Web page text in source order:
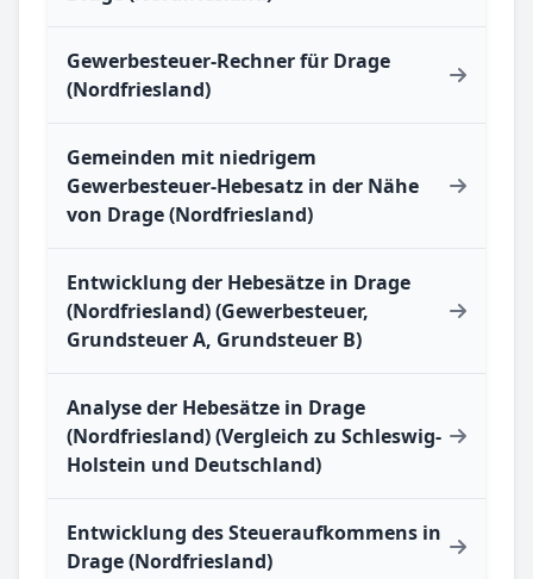
Gewerbesteuer-Rechner für Drage
(Nordfriesland)
Gemeinden mit niedrigem
Gewerbesteuer-Hebesatz in der Nähe
von Drage (Nordfriesland)
Entwicklung der Hebesätze in Drage
(Nordfriesland) (Gewerbesteuer,
Grundsteuer A, Grundsteuer B)
Analyse der Hebesätze in Drage
(Nordfriesland) (Vergleich zu Schleswig-
Holstein und Deutschland)
Entwicklung des Steueraufkommens in
Drage (Nordfriesland)